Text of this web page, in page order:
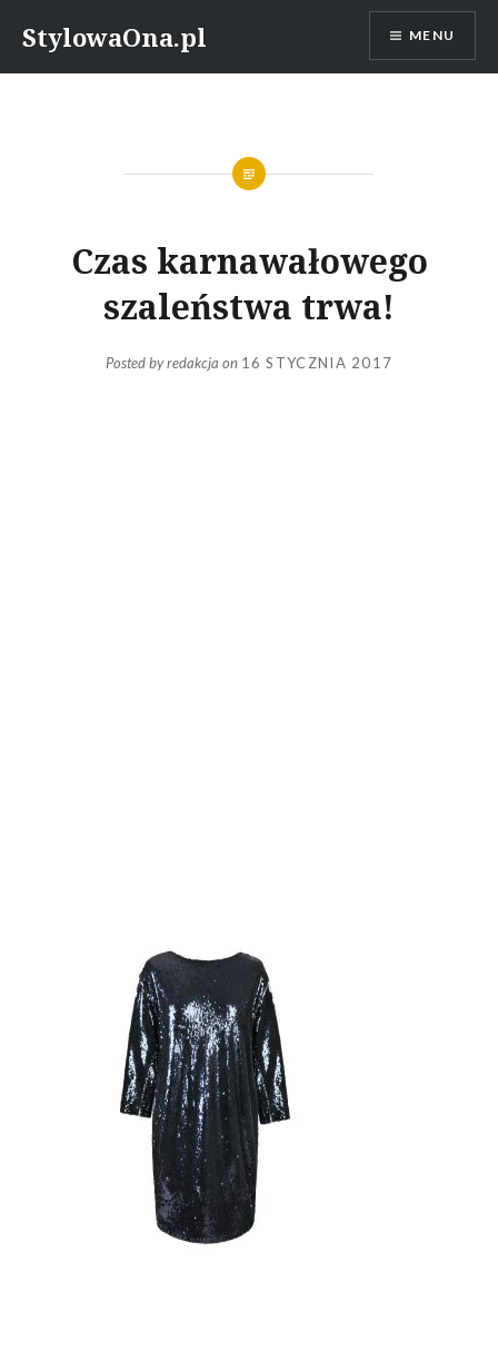
content
StylowaOna.pl MENU
Czas karnawałowego
szaleństwa trwa!
Posted byredakcja on 16 STYCZNIA 2017